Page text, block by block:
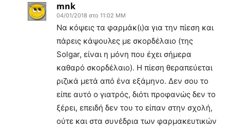
mnk
04/01/2018 στο 11:02 ΜΜ
Να κόψεις τα φαρμάκ(ι)α για την πίεση και
πάρεις κάψουλες με σκορδέλαιο (της
Solgar, είναι η μόνη που έχει σήμερα
καθαρό σκορδέλαιο). H πίεση θεραπεύεται
ριζικά μετά από ένα εξάμηνο. Δεν σου το
είπε αυτό ο γιατρός, διότι προφανώς δεν το
ξέρει, επειδή δεν του το είπαν στην σχολή,
ούτε και στα συνέδρια των φαρμακευτικών